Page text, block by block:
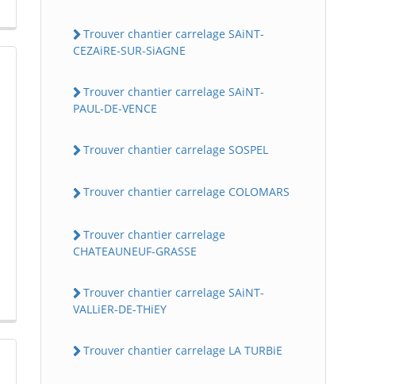
Trouver chantier carrelage SAiNT-
CEZAiRE-SUR-SiAGNE
Trouver chantier carrelage SAiNT-
PAUL-DE-VENCE
Trouver chantier carrelage SOSPEL
Trouver chantier carrelage COLOMARS
Trouver chantier carrelage
CHATEAUNEUF-GRASSE
Trouver chantier carrelage SAiNT-
VALLiER-DE-THiEY
Trouver chantier carrelage LA TURBiE